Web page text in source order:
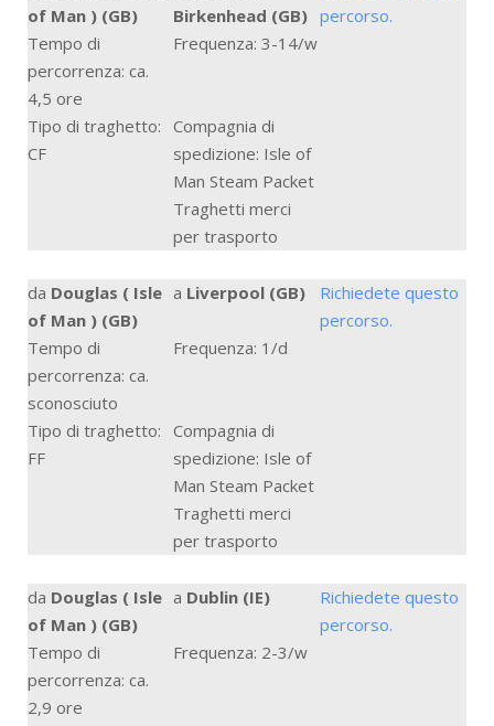
of Man ) (GB)
Birkenhead (GB) percorso.
Tempo di
percorrenza: ca.
4,5 ore
Frequenza: 3-14/w
Tipo di traghetto:
CF
Compagnia di
spedizione: Isle of
Man Steam Packet
Traghetti merci
per trasporto
da Douglas ( Isle
of Man ) (GB)
a Liverpool (GB)
Richiedete questo
percorso.
Tempo di
percorrenza: ca.
sconosciuto
Frequenza: 1/d
Tipo di traghetto:
FF
Compagnia di
spedizione: Isle of
Man Steam Packet
Traghetti merci
per trasporto
da Douglas ( Isle
of Man ) (GB)
a Dublin (IE)
Richiedete questo
percorso.
Tempo di
percorrenza: ca.
2,9 ore
Frequenza: 2-3/w